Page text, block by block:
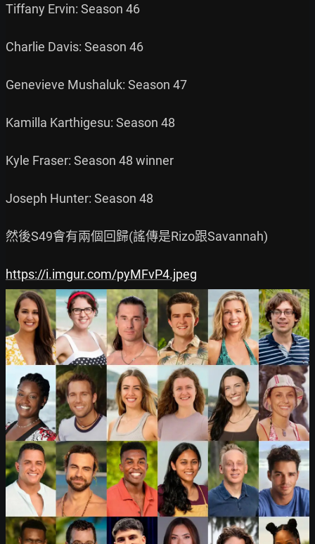
Tiffany Ervin: Season 46
Charlie Davis: Season 46
Genevieve Mushaluk: Season 47
Kamilla Karthigesu: Season 48
Kyle Fraser: Season 48 winner
Joseph Hunter: Season 48
然後S49會有兩個回歸(謠傳是Rizo跟Savannah)
https://i.imgur.com/pyMFvP4.jpeg